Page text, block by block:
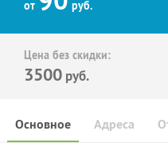
от руб.
Цена без скидки:
3500 руб.
Основное Адреса